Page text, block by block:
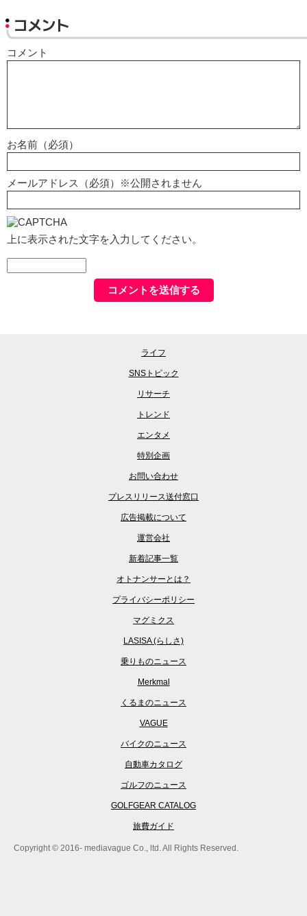
コメント
コメント
お名前（必須）
メールアドレス（必須）※公開されません
上に表示された文字を入力してください。
ライフ
SNSトピック
リサーチ
トレンド
エンタメ
特別企画
お問い合わせ
プレスリリース送付窓口
広告掲載について
運営会社
新着記事一覧
オトナンサーとは？
プライバシーポリシー
マグミクス
LASISA (らしさ)
乗りものニュース
Merkmal
くるまのニュース
VAGUE
バイクのニュース
自動車カタログ
ゴルフのニュース
GOLFGEAR CATALOG
旅費ガイド
Copyright © 2016- mediavague Co., ltd. All Rights Reserved.